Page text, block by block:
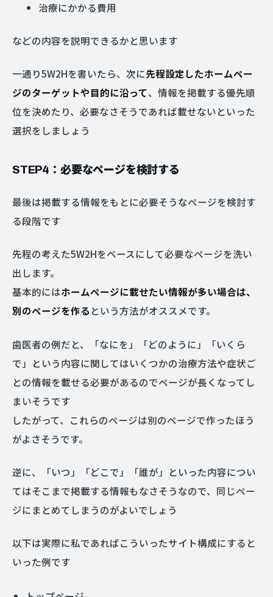
治療にかかる費用
などの内容を説明できるかと思います
一通り5W2Hを書いたら、次に先程設定したホームペー
ジのターゲットや目的に沿って、情報を掲載する優先順
位を決めたり、必要なさそうであれば載せないといった
選択をしましょう
STEP4：必要なページを検討する
最後は掲載する情報をもとに必要そうなページを検討す
る段階です
先程の考えた5W2Hをベースにして必要なページを洗い
出します。
基本的にはホームページに載せたい情報が多い場合は、
別のページを作る という方法がオススメです。
歯医者の例だと、「なにを」「どのように」「いくら
で」という内容に関してはいくつかの治療方法や症状ご
との情報を載せる必要があるのでページが長くなってし
まいそうです
したがって、これらのページは別のページで作ったほう
がよさそうです。
逆に、「いつ」「どこで」「誰が」といった内容につい
てはそこまで掲載する情報もなさそうなので、同じペー
ジにまとめてしまうのがよいでしょう
以下は実際に私であればこういったサイト構成にすると
いった例です